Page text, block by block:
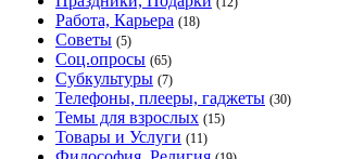
Работа, Карьера (18)
Советы (5)
Соц.опросы (65)
Субкультуры (7)
Телефоны, плееры, гаджеты (30)
Темы для взрослых (15)
Товары и Услуги (11)